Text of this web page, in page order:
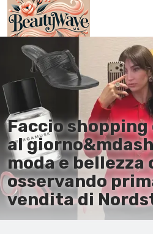
Pagina principale
En
Ru
It
De
Faccio shopping
al
moda e bellezza
osservando
vendita di